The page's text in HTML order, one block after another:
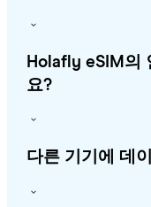
Holafly eSIM의
요?
다른 기기에 데